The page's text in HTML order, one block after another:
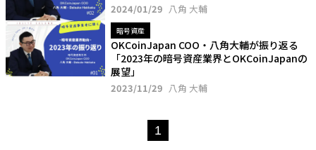
2024/01/29 八角 大輔
暗号資産
OKCoinJapan COO・八角大輔が振り返る
「2023年の暗号資産業界とOKCoinJapanの
展望」
2023/11/29 八角 大輔
1